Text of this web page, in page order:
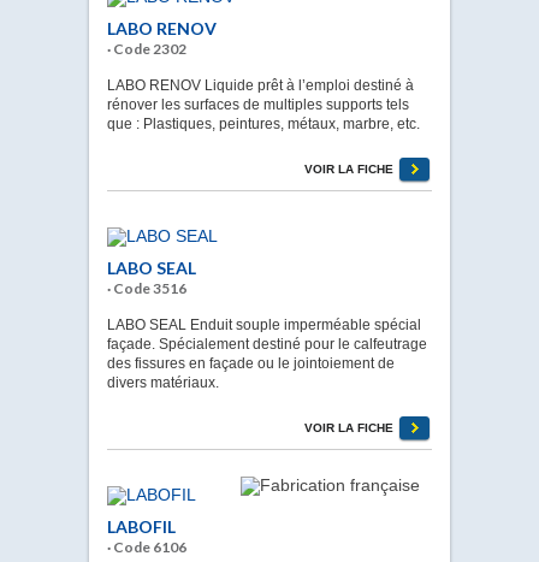
LABO RENOV
· Code 2302
LABO RENOV Liquide prêt à l’emploi destiné à
rénover les surfaces de multiples supports tels
que : Plastiques, peintures, métaux, marbre, etc.
VOIR LA FICHE
LABO SEAL
· Code 3516
LABO SEAL Enduit souple imperméable spécial
façade. Spécialement destiné pour le calfeutrage
des fissures en façade ou le jointoiement de
divers matériaux.
VOIR LA FICHE
LABOFIL
· Code 6106